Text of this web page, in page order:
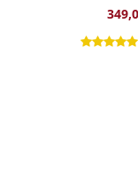
se mịn, 15ml